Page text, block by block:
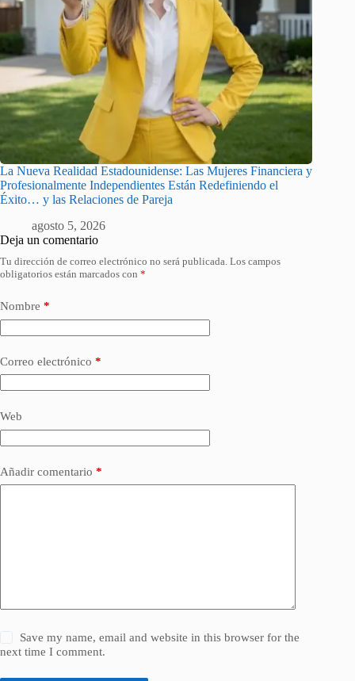
La Nueva Realidad Estadounidense: Las Mujeres Financiera y
Profesionalmente Independientes Están Redefiniendo el
Éxito… y las Relaciones de Pareja
agosto 5, 2026
Deja un comentario
Tu dirección de correo electrónico no será publicada. Los campos
obligatorios están marcados con *
Nombre *
Correo electrónico *
Web
Añadir comentario *
Save my name, email and website in this browser for the
next time I comment.